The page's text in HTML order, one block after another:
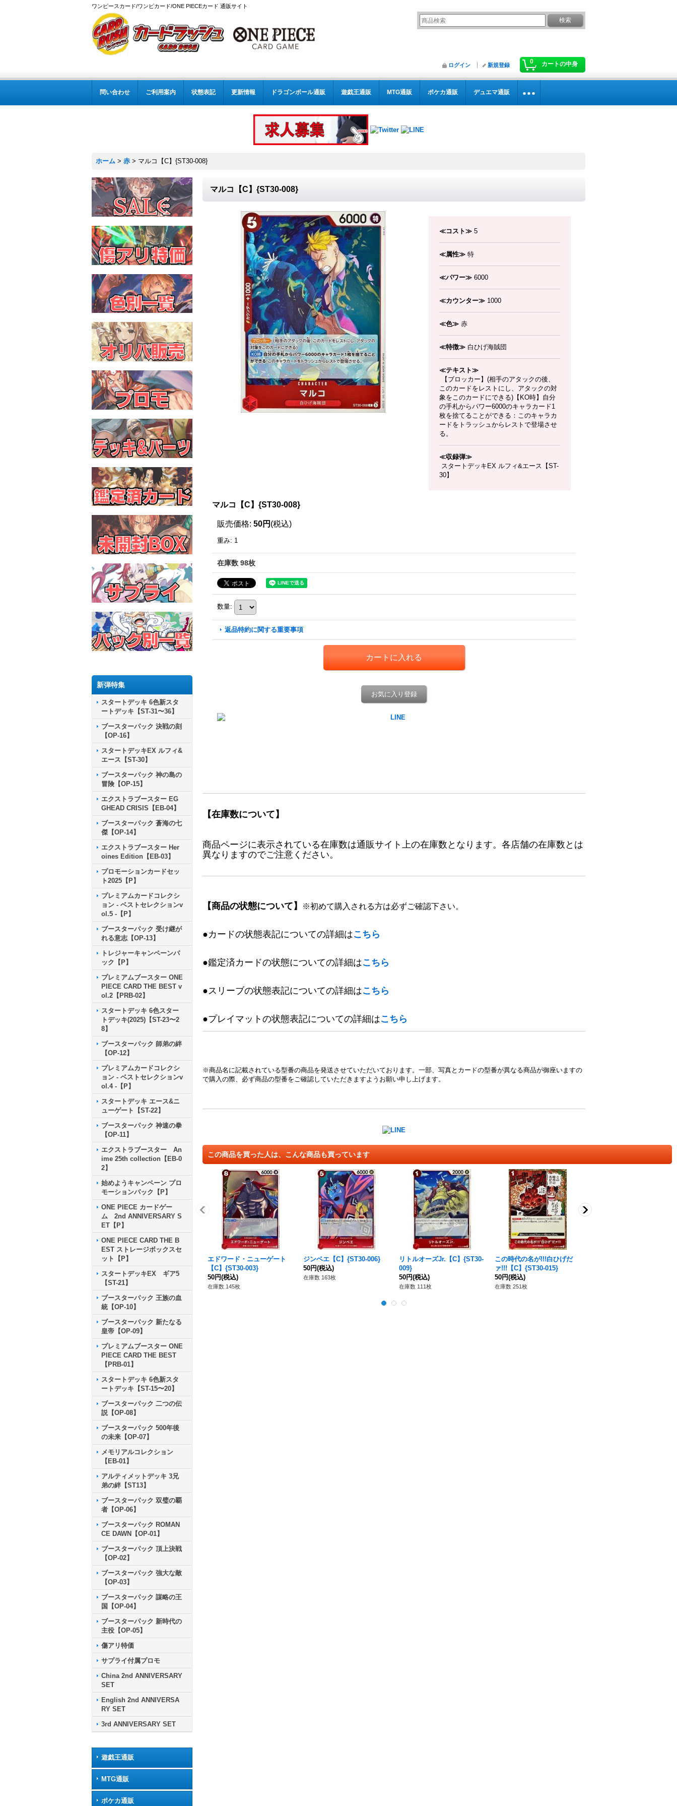
ワンピースカード/ワンピカード/ONE PIECEカード 通販サイト
0 カートの中身
ログイン 新規登録
問い合わせ ご利用案内 状態表記 更新情報 ドラゴンボール通販 遊戯王通販 MTG通販 ポケカ通販 デュエマ通販
ホーム > 赤 > マルコ【C】{ST30-008}
新弾特集
スタートデッキ 6色新スタ
ートデッキ【ST-31〜36】
ブースターパック 決戦の刻
【OP-16】
スタートデッキEX ルフィ&
エース【ST-30】
ブースターパック 神の島の
冒険【OP-15】
エクストラブースター EG
GHEAD CRISIS【EB-04】
ブースターパック 蒼海の七
傑【OP-14】
エクストラブースター Her
oines Edition【EB-03】
プロモーションカードセッ
ト2025【P】
プレミアムカードコレクシ
ョン - ベストセレクションv
ol.5 -【P】
ブースターパック 受け継が
れる意志【OP-13】
トレジャーキャンペーンパ
ック【P】
プレミアムブースター ONE
PIECE CARD THE BEST v
ol.2【PRB-02】
スタートデッキ 6色スター
トデッキ(2025)【ST-23〜2
8】
ブースターパック 師弟の絆
【OP-12】
プレミアムカードコレクシ
ョン - ベストセレクションv
ol.4 -【P】
スタートデッキ エース&ニ
ューゲート【ST-22】
ブースターパック 神速の拳
【OP-11】
エクストラブースター An
ime 25th collection【EB-0
2】
始めようキャンペーン プロ
モーションパック【P】
ONE PIECE カードゲー
ム 2nd ANNIVERSARY S
ET【P】
ONE PIECE CARD THE B
EST ストレージボックスセ
ット【P】
スタートデッキEX ギア5
【ST-21】
ブースターパック 王族の血
統【OP-10】
ブースターパック 新たなる
皇帝【OP-09】
プレミアムブースター ONE
PIECE CARD THE BEST
【PRB-01】
スタートデッキ 6色新スタ
ートデッキ【ST-15〜20】
ブースターパック 二つの伝
説【OP-08】
ブースターパック 500年後
の未来【OP-07】
メモリアルコレクション
【EB-01】
アルティメットデッキ 3兄
弟の絆【ST13】
ブースターパック 双璧の覇
者【OP-06】
ブースターパック ROMAN
CE DAWN【OP-01】
ブースターパック 頂上決戦
【OP-02】
ブースターパック 強大な敵
【OP-03】
ブースターパック 謀略の王
国【OP-04】
ブースターパック 新時代の
主役【OP-05】
傷アリ特価
サプライ付属プロモ
China 2nd ANNIVERSARY
SET
English 2nd ANNIVERSA
RY SET
3rd ANNIVERSARY SET
遊戯王通販
MTG通販
ポケカ通販
マルコ【C】{ST30-008}
≪コスト≫ 5
≪属性≫ 特
≪パワー≫ 6000
≪カウンター≫ 1000
≪色≫ 赤
≪特徴≫ 白ひげ海賊団
≪テキスト≫
【ブロッカー】(相手のアタックの後、
このカードをレストにし、アタックの対
象をこのカードにできる)【KO時】自分
の手札からパワー6000のキャラカード1
枚を捨てることができる：このキャラカ
ードをトラッシュからレストで登場させ
る。
≪収録弾≫
スタートデッキEX ルフィ&エース【ST-
30】
マルコ【C】{ST30-008}
販売価格: 50円 (税込)
重み: 1
在庫数 98枚
数量:
返品特約に関する重要事項
お気に入り登録
【在庫数について】
商品ページに表示されている在庫数は通販サイト上の在庫数となります。各店舗の在庫数とは
異なりますのでご注意ください。
【商品の状態について】 ※初めて購入される方は必ずご確認下さい。
●カードの状態表記についての詳細はこちら
●鑑定済カードの状態についての詳細はこちら
●スリーブの状態表記についての詳細はこちら
●プレイマットの状態表記についての詳細はこちら
※商品名に記載されている型番の商品を発送させていただいております。一部、写真とカードの型番が異なる商品が御座いますの
で購入の際、必ず商品の型番をご確認していただきますようお願い申し上げます。
この商品を買った人は、こんな商品も買っています
エドワード・ニューゲート
【C】{ST30-003}
50円(税込)
在庫数 145枚
ジンベエ【C】{ST30-006}
50円(税込)
在庫数 163枚
リトルオーズJr.【C】{ST30-
009}
50円(税込)
在庫数 111枚
この時代の名が!!!白ひげだ
ァ!!!【C】{ST30-015}
50円(税込)
在庫数 251枚